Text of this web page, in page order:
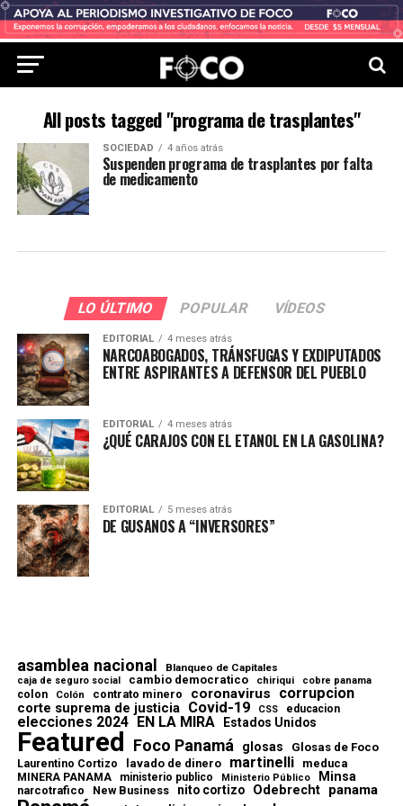
All posts tagged "programa de trasplantes"
SOCIEDAD 4 años atrás
Suspenden programa de trasplantes por falta
de medicamento
LO ÚLTIMO POPULAR VÍDEOS
EDITORIAL 4 meses atrás
NARCOABOGADOS, TRÁNSFUGAS Y EXDIPUTADOS
ENTRE ASPIRANTES A DEFENSOR DEL PUEBLO
EDITORIAL 4 meses atrás
¿QUÉ CARAJOS CON EL ETANOL EN LA GASOLINA?
EDITORIAL 5 meses atrás
DE GUSANOS A “INVERSORES”
asamblea nacional Blanqueo de Capitales
caja de seguro social cambio democratico chiriqui cobre panama
colon Colón contrato minero coronavirus corrupcion
corte suprema de justicia Covid-19 CSS educacion
elecciones 2024 EN LA MIRA Estados Unidos
Featured Foco Panamá glosas Glosas de Foco
Laurentino Cortizo lavado de dinero martinelli meduca
MINERA PANAMA ministerio publico Ministerio Público Minsa
narcotrafico New Business nito cortizo Odebrecht panama